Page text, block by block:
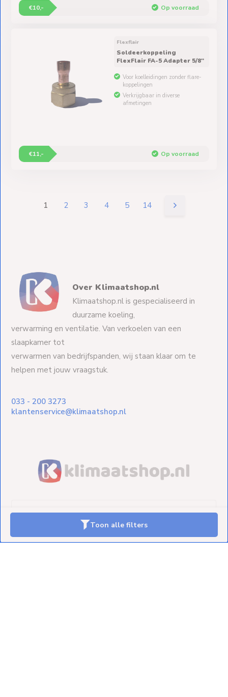
Toon alle filters
€10,- Op voorraad
Flexflair
Soldeerkoppeling
FlexFlair FA-5 Adapter 5/8"
Voor koelleidingen zonder flare-
koppelingen
Verkrijgbaar in diverse
afmetingen
€11,- Op voorraad
1 2 3 4 5 14
Over Klimaatshop.nl
Klimaatshop.nl is gespecialiseerd in
duurzame koeling,
verwarming en ventilatie. Van verkoelen van een
slaapkamer tot
verwarmen van bedrijfspanden, wij staan klaar om te
helpen met jouw vraagstuk.
033 - 200 3273
klantenservice@klimaatshop.nl